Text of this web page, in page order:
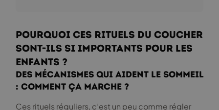
Pourquoi ces rituels du coucher
sont-ils si importants pour les
enfants ?
Des mécanismes qui aident le sommeil
: comment ça marche ?
Ces rituels réguliers, c’est un peu comme régler